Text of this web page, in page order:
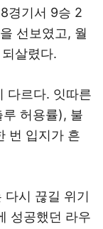
경기서 9승 2
선보였고, 월
살렸다.
다르다. 잇따른
허용률), 불
번 입지가 흔
다시 끊길 위기
성공했던 라우